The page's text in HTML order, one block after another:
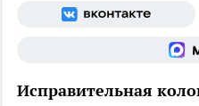
Исправительная